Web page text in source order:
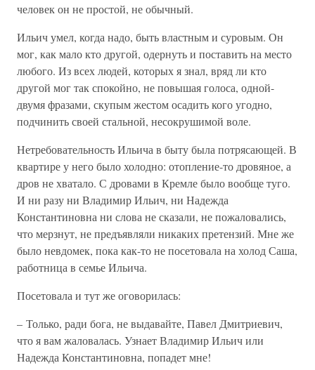
человек он не простой, не обычный.
Ильич умел, когда надо, быть властным и суровым. Он
мог, как мало кто другой, одернуть и поставить на место
любого. Из всех людей, которых я знал, вряд ли кто
другой мог так спокойно, не повышая голоса, одной-
двумя фразами, скупым жестом осадить кого угодно,
подчинить своей стальной, несокрушимой воле.
Нетребовательность Ильича в быту была потрясающей. В
квартире у него было холодно: отопление-то дровяное, а
дров не хватало. С дровами в Кремле было вообще туго.
И ни разу ни Владимир Ильич, ни Надежда
Константиновна ни слова не сказали, не пожаловались,
что мерзнут, не предъявляли никаких претензий. Мне же
было невдомек, пока как-то не посетовала на холод Саша,
работница в семье Ильича.
Посетовала и тут же оговорилась:
– Только, ради бога, не выдавайте, Павел Дмитриевич,
что я вам жаловалась. Узнает Владимир Ильич или
Надежда Константиновна, попадет мне!